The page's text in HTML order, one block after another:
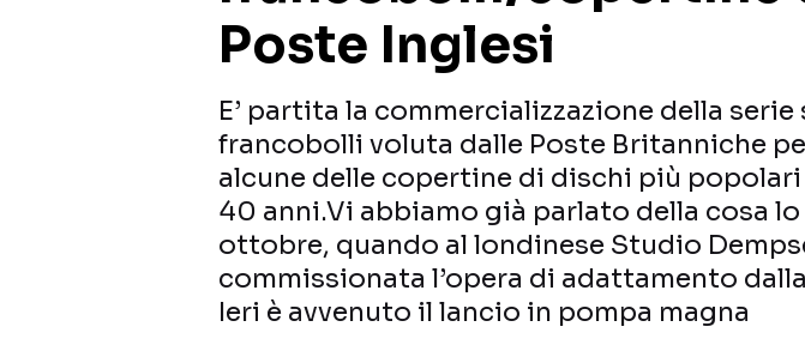
Poste Inglesi
E’ partita la commercializzazione della serie
francobolli voluta dalle Poste Britanniche
alcune delle copertine di dischi più
40 anni.Vi abbiamo già parlato della cosa
ottobre, quando al londinese Studio
commissionata l’opera di adattamento
Ieri è avvenuto il lancio in pompa magna